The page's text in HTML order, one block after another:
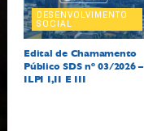
DESENVOLVIMENTO
SOCIAL
Edital de Chamamento
Público SDS nº 03/2026 –
ILPI I,II E III